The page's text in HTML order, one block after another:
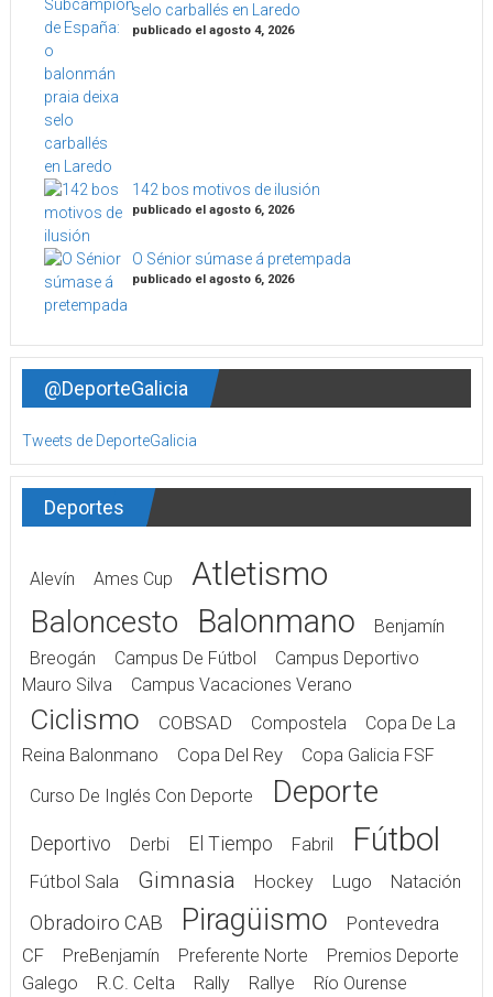
selo carballés en Laredo
publicado el agosto 4, 2026
142 bos motivos de ilusión
publicado el agosto 6, 2026
O Sénior súmase á pretempada
publicado el agosto 6, 2026
@DeporteGalicia
Tweets de DeporteGalicia
Deportes
Alevín Ames Cup Atletismo
Baloncesto Balonmano
Benjamín
Breogán
Campus De Fútbol
Campus Deportivo
Mauro Silva
Campus Vacaciones Verano
Ciclismo COBSAD Compostela
Copa De La
Reina Balonmano
Copa Del Rey
Copa Galicia FSF
Curso De Inglés Con Deporte
Deporte
Deportivo Derbi El Tiempo Fabril Fútbol
Fútbol Sala Gimnasia Hockey Lugo Natación
Obradoiro CAB Piragüismo
Pontevedra
CF
PreBenjamín Preferente Norte
Premios Deporte
Galego
R.C. Celta Rally Rallye
Río Ourense